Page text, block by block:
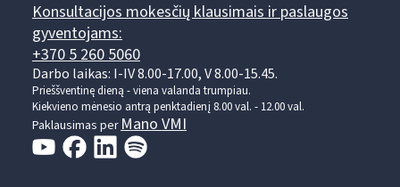
Konsultacijos mokesčių klausimais ir paslaugos
gyventojams:
+370 5 260 5060
Darbo laikas: I-IV 8.00-17.00, V 8.00-15.45.
Prieššventinę dieną - viena valanda trumpiau.
Kiekvieno mėnesio antrą penktadienį 8.00 val. - 12.00 val.
Paklausimas perMano VMI